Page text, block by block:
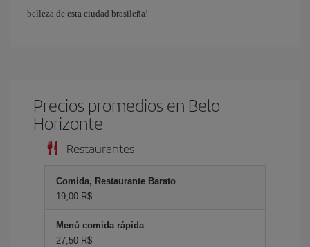
belleza de esta ciudad brasileña!
Precios promedios en Belo
Horizonte
Restaurantes
Comida, Restaurante Barato
19,00 R$
Menú comida rápida
27,50 R$